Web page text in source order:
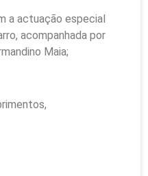
a actuação especial
acompanhada por
Maia;